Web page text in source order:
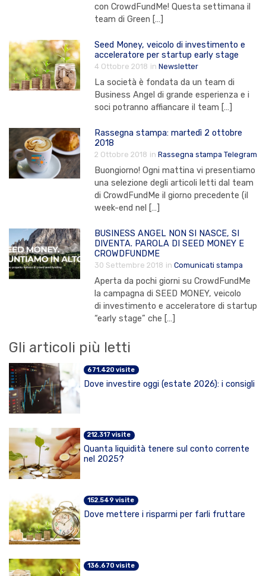
con CrowdFundMe! Questa settimana il
team di Green […]
Seed Money, veicolo di investimento e
acceleratore per startup early stage
4 Ottobre 2018 in Newsletter
La società è fondata da un team di
Business Angel di grande esperienza e i
soci potranno affiancare il team […]
Rassegna stampa: martedì 2 ottobre
2018
2 Ottobre 2018 in Rassegna stampa Telegram
Buongiorno! Ogni mattina vi presentiamo
una selezione degli articoli letti dal team
di CrowdFundMe il giorno precedente (il
week-end nel […]
BUSINESS ANGEL NON SI NASCE, SI
DIVENTA. PAROLA DI SEED MONEY E
CROWDFUNDME
30 Settembre 2018 in Comunicati stampa
Aperta da pochi giorni su CrowdFundMe
la campagna di SEED MONEY, veicolo
di investimento e acceleratore di startup
“early stage” che […]
Gli articoli più letti
671.420 visite
Dove investire oggi (estate 2026): i consigli
212.317 visite
Quanta liquidità tenere sul conto corrente
nel 2025?
152.549 visite
Dove mettere i risparmi per farli fruttare
136.670 visite